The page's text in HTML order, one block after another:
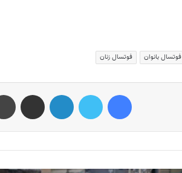
فوتسال بانوان فوتسال زنان